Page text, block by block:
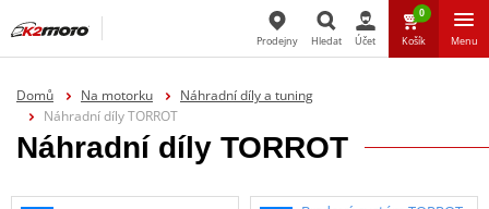
Prodejny Hledat Účet
0
Košík Menu
Domů Na motorku
Náhradní díly a tuning
Náhradní díly TORROT
Náhradní díly TORROT